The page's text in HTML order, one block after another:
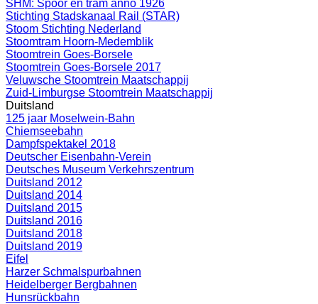
SHM: Spoor en tram anno 1926
Stichting Stadskanaal Rail (STAR)
Stoom Stichting Nederland
Stoomtram Hoorn-Medemblik
Stoomtrein Goes-Borsele
Stoomtrein Goes-Borsele 2017
Veluwsche Stoomtrein Maatschappij
Zuid-Limburgse Stoomtrein Maatschappij
Duitsland
125 jaar Moselwein-Bahn
Chiemseebahn
Dampfspektakel 2018
Deutscher Eisenbahn-Verein
Deutsches Museum Verkehrszentrum
Duitsland 2012
Duitsland 2014
Duitsland 2015
Duitsland 2016
Duitsland 2018
Duitsland 2019
Eifel
Harzer Schmalspurbahnen
Heidelberger Bergbahnen
Hunsrückbahn